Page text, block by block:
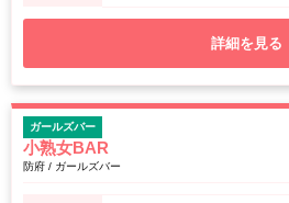
詳細を見る
ガールズバー
小熟女BAR
防府 / ガールズバー